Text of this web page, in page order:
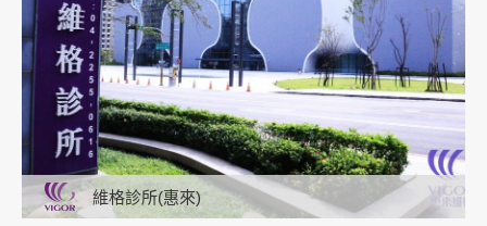
維格診所(惠來)